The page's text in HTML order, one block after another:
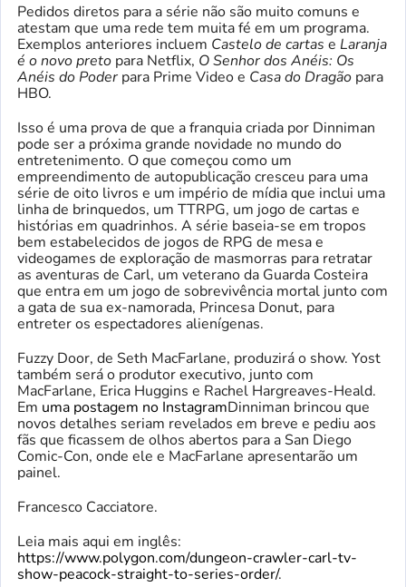
Pedidos diretos para a série não são muito comuns e
atestam que uma rede tem muita fé em um programa.
Exemplos anteriores incluem Castelo de cartas e Laranja
é o novo preto para Netflix, O Senhor dos Anéis: Os
Anéis do Poder para Prime Video e Casa do Dragão para
HBO.
Isso é uma prova de que a franquia criada por Dinniman
pode ser a próxima grande novidade no mundo do
entretenimento. O que começou como um
empreendimento de autopublicação cresceu para uma
série de oito livros e um império de mídia que inclui uma
linha de brinquedos, um TTRPG, um jogo de cartas e
histórias em quadrinhos. A série baseia-se em tropos
bem estabelecidos de jogos de RPG de mesa e
videogames de exploração de masmorras para retratar
as aventuras de Carl, um veterano da Guarda Costeira
que entra em um jogo de sobrevivência mortal junto com
a gata de sua ex-namorada, Princesa Donut, para
entreter os espectadores alienígenas.
Fuzzy Door, de Seth MacFarlane, produzirá o show. Yost
também será o produtor executivo, junto com
MacFarlane, Erica Huggins e Rachel Hargreaves-Heald.
Em uma postagem no InstagramDinniman brincou que
novos detalhes seriam revelados em breve e pediu aos
fãs que ficassem de olhos abertos para a San Diego
Comic-Con, onde ele e MacFarlane apresentarão um
painel.
Francesco Cacciatore.
Leia mais aqui em inglês:
https://www.polygon.com/dungeon-crawler-carl-tv-
show-peacock-straight-to-series-order/.